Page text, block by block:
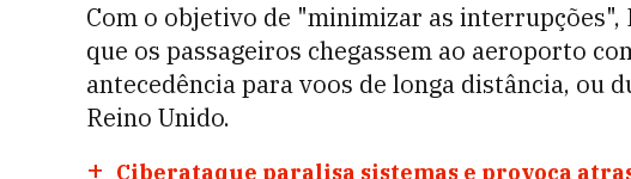
Com o objetivo de "minimizar as interrupções",
que os passageiros chegassem ao aeroporto
antecedência para voos de longa distância, ou
Reino Unido.
Ciberataque paralisa sistemas e provoca